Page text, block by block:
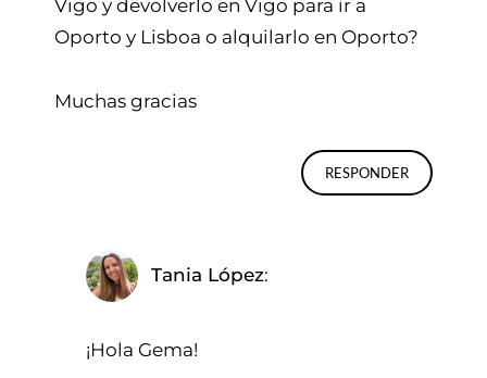
Vigo y devolverlo en Vigo para ir a
Oporto y Lisboa o alquilarlo en Oporto?
Muchas gracias
RESPONDER
Tania López
¡Hola Gema!